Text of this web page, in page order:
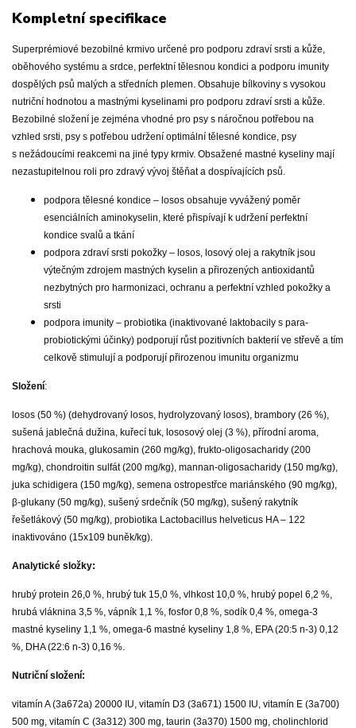
Kompletní specifikace
Superprémiové bezobilné krmivo určené pro podporu zdraví srsti a kůže,
oběhového systému a srdce, perfektní tělesnou kondici a podporu imunity
dospělých psů malých a středních plemen. Obsahuje bílkoviny s vysokou
nutriční hodnotou a mastnými kyselinami pro podporu zdraví srsti a kůže.
Bezobilné složení je zejména vhodné pro psy s náročnou potřebou na
vzhled srsti, psy s potřebou udržení optimální tělesné kondice, psy
s nežádoucími reakcemi na jiné typy krmiv. Obsažené mastné kyseliny mají
nezastupitelnou roli pro zdravý vývoj štěňat a dospívajících psů.
podpora tělesné kondice – losos obsahuje vyvážený poměr
esenciálních aminokyselin, které přispívají k udržení perfektní
kondice svalů a tkání
podpora zdraví srsti pokožky – losos, losový olej a rakytník jsou
výtečným zdrojem mastných kyselin a přirozených antioxidantů
nezbytných pro harmonizaci, ochranu a perfektní vzhled pokožky a
srsti
podpora imunity – probiotika (inaktivované laktobacily s para-
probiotickými účinky) podporují růst pozitivních bakterií ve střevě a tím
celkově stimulují a podporují přirozenou imunitu organizmu
Složení:
losos (50 %) (dehydrovaný losos, hydrolyzovaný losos), brambory (26 %),
sušená jablečná dužina, kuřecí tuk, lososový olej (3 %), přírodní aroma,
hrachová mouka, glukosamin (260 mg/kg), frukto-oligosacharidy (200
mg/kg), chondroitin sulfát (200 mg/kg), mannan-oligosacharidy (150 mg/kg),
juka schidigera (150 mg/kg), semena ostropestřce mariánského (90 mg/kg),
β-glukany (50 mg/kg), sušený srdečník (50 mg/kg), sušený rakytník
řešetlákový (50 mg/kg), probiotika Lactobacillus helveticus HA – 122
inaktivováno (15x109 buněk/kg).
Analytické složky:
hrubý protein 26,0 %, hrubý tuk 15,0 %, vlhkost 10,0 %, hrubý popel 6,2 %,
hrubá vláknina 3,5 %, vápník 1,1 %, fosfor 0,8 %, sodík 0,4 %, omega-3
mastné kyseliny 1,1 %, omega-6 mastné kyseliny 1,8 %, EPA (20:5 n-3) 0,12
%, DHA (22:6 n-3) 0,16 %.
Nutriční složení:
vitamín A (3a672a) 20000 IU, vitamín D3 (3a671) 1500 IU, vitamín E (3a700)
500 mg, vitamín C (3a312) 300 mg, taurin (3a370) 1500 mg, cholinchlorid